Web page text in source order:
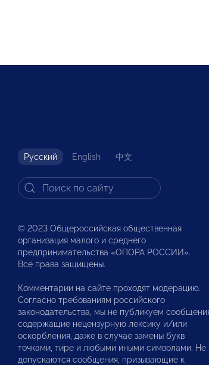
Русский English 中文
© 2023 Общероссийская общественная
организация малого и среднего
предпринимательства «ОПОРА РОССИИ».
Все права защищены.
Комментарии на сайте проходят модерацию.
Согласно требованиям российского
законодательства, мы не публикуем
содержащие нецензурную лексику и/или
оскорбления, даже в случае замены букв
точками, тире и любыми иными символами. Не
допускаются сообщения, призывающие к